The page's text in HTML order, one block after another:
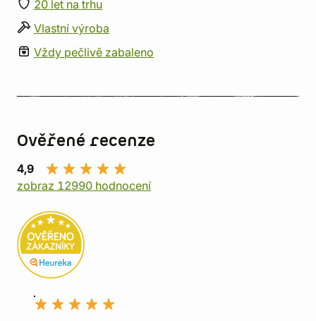
20 let na trhu
Vlastní výroba
Vždy pečlivě zabaleno
Ověřené recenze
4,9
zobraz 12990 hodnocení